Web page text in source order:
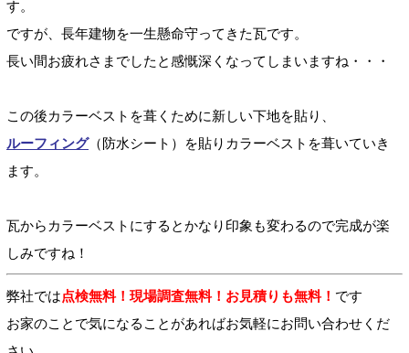
す。
ですが、長年建物を一生懸命守ってきた瓦です。
長い間お疲れさまでしたと感慨深くなってしまいますね・・・
この後カラーベストを葺くために新しい下地を貼り、
ルーフィング（防水シート）を貼りカラーベストを葺いていき
ます。
瓦からカラーベストにするとかなり印象も変わるので完成が楽
しみですね！
弊社では点検無料！現場調査無料！お見積りも無料！ です
お家のことで気になることがあればお気軽にお問い合わせくだ